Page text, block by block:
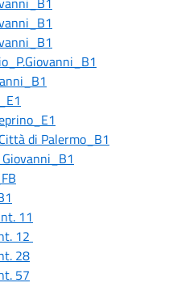
di Palermo_B1
11
12
28
57